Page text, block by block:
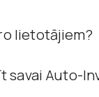
lietotājiem?
savai Auto-